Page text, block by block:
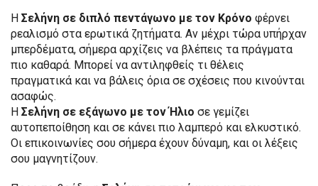
Η Σελήνη σε διπλό πεντάγωνο με τον Κρόνο φέρνει
ρεαλισμό στα ερωτικά ζητήματα. Αν μέχρι τώρα υπήρχαν
μπερδέματα, σήμερα αρχίζεις να βλέπεις τα πράγματα
πιο καθαρά. Μπορεί να αντιληφθείς τι θέλεις
πραγματικά και να βάλεις όρια σε σχέσεις που κινούνται
ασαφώς.
Η Σελήνη σε εξάγωνο με τον Ήλιο σε γεμίζει
αυτοπεποίθηση και σε κάνει πιο λαμπερό και ελκυστικό.
Οι επικοινωνίες σου σήμερα έχουν δύναμη, και οι λέξεις
σου μαγνητίζουν.